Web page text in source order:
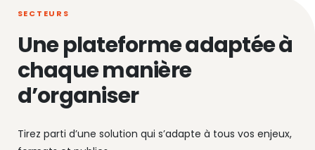
SECTEURS
Une plateforme adaptée à
chaque manière
d’organiser
Tirez parti d’une solution qui s’adapte à tous vos enjeux,